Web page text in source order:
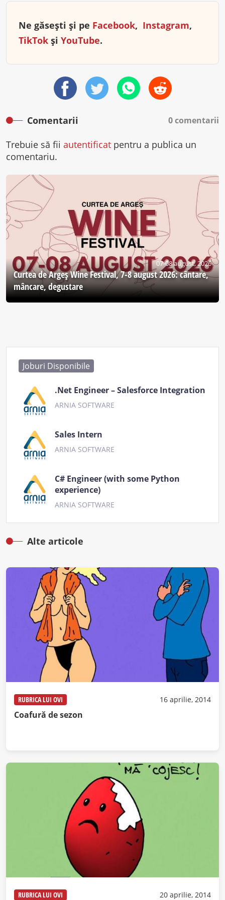
Ne găsești și pe Facebook, Instagram,
TikTok și YouTube.
Comentarii 0 comentarii
Trebuie să fii autentificat pentru a publica un
comentariu.
07-08 august, 2026
Curtea de Argeş Wine Festival, 7-8 august 2026: cântare,
mâncare, degustare
Joburi Disponibile
.Net Engineer – Salesforce Integration
ARNIA SOFTWARE
Sales Intern
ARNIA SOFTWARE
C# Engineer (with some Python
experience)
ARNIA SOFTWARE
Alte articole
RUBRICA LUI OVI 16 aprilie, 2014
Coafură de sezon
RUBRICA LUI OVI 20 aprilie, 2014